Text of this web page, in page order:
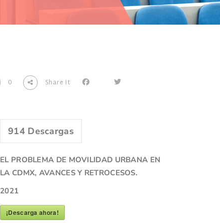
0 Share It
914Descargas
EL PROBLEMA DE MOVILIDAD URBANA EN
LA CDMX, AVANCES Y RETROCESOS.
2021
¡Descarga ahora!